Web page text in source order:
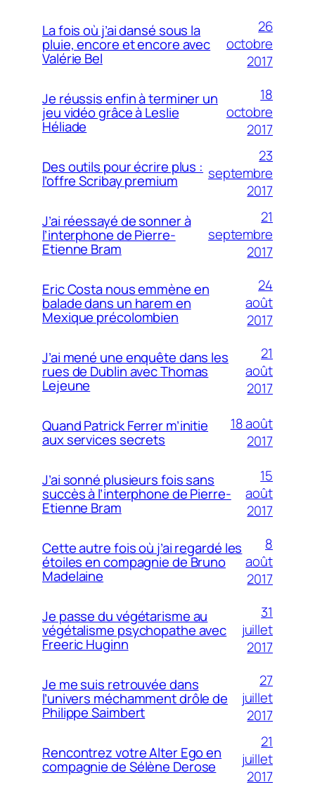
La fois où j’ai dansé sous la
pluie, encore et encore avec
Valérie Bel
26
octobre
2017
Je réussis enfin à terminer un
jeu vidéo grâce à Leslie
Héliade
18
octobre
2017
Des outils pour écrire plus :
l’offre Scribay premium
23
septembre
2017
J’ai réessayé de sonner à
l’interphone de Pierre-
Etienne Bram
21
septembre
2017
Eric Costa nous emmène en
balade dans un harem en
Mexique précolombien
24
août
2017
J’ai mené une enquête dans les
rues de Dublin avec Thomas
Lejeune
21
août
2017
Quand Patrick Ferrer m’initie
aux services secrets
18 août
2017
J’ai sonné plusieurs fois sans
succès à l’interphone de Pierre-
Etienne Bram
15
août
2017
Cette autre fois où j’ai regardé les
étoiles en compagnie de Bruno
Madelaine
8
août
2017
Je passe du végétarisme au
végétalisme psychopathe avec
Freeric Huginn
31
juillet
2017
Je me suis retrouvée dans
l’univers méchamment drôle de
Philippe Saimbert
27
juillet
2017
Rencontrez votre Alter Ego en
compagnie de Sélène Derose
21
juillet
2017